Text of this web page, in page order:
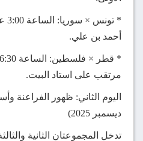
*
أحمد بن علي.
مرتقب على استاد البيت.
ديسمبر 2025)
تدخل المجموعتان الثانية